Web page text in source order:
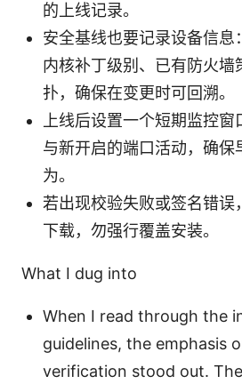
的上线记录。
安全基线也要记录设备信息
内核补丁级别、已有防火墙
扑，确保在变更时可回溯。
上线后设置一个短期监控窗
与新开启的端口活动，确保
为。
若出现校验失败或签名错误
下载，勿强行覆盖安装。
What I dug into
When I read through the
guidelines, the emphasis
verification stood out.